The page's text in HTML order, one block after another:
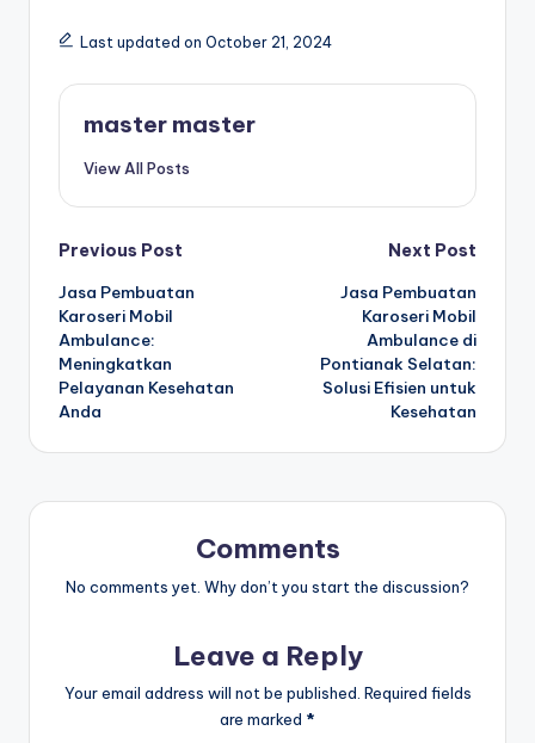
Last updated on October 21, 2024
master master
View All Posts
Post
navigation
Previous Post
Jasa Pembuatan
Karoseri Mobil
Ambulance:
Meningkatkan
Pelayanan Kesehatan
Anda
Next Post
Jasa Pembuatan
Karoseri Mobil
Ambulance di
Pontianak Selatan:
Solusi Efisien untuk
Kesehatan
Comments
No comments yet. Why don’t you start the discussion?
Leave a Reply
Your email address will not be published. Required fields
are marked *